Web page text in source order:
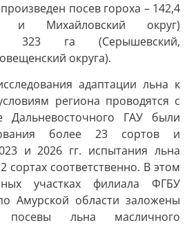
посев гороха – 142,4
и Михайловский округ)
– 323 га (Серышевский,
округа).
адаптации льна к
региона проводятся с
ГАУ были
более 23 сортов и
и 2026 гг. испытания льна
соответственно. В этом
участках филиала ФГБУ
Амурской области заложены
посевы льна масличного